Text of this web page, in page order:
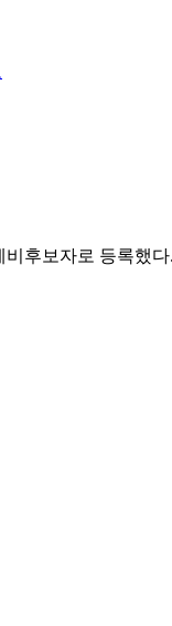
비후보자로 등록했다.